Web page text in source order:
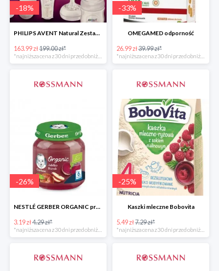
-18%
PHILIPS AVENT Natural Zestaw Startowy
163.99 zł199.00 zł*
*najniższa cena z 30 dni przed obniżką
-33%
OMEGAMED odporność
26.99 zł39.99 zł*
*najniższa cena z 30 dni przed obniżką
-26%
NESTLÉ GERBER ORGANIC przeciery i deserki owocowe
3.19 zł4.29 zł*
-25%
Kaszki mleczne Bobovita
5.49 zł7.29 zł*